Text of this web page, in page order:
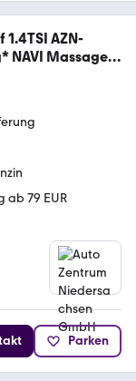
AZN-
NAVI Massage
ab 79 EUR
Parken